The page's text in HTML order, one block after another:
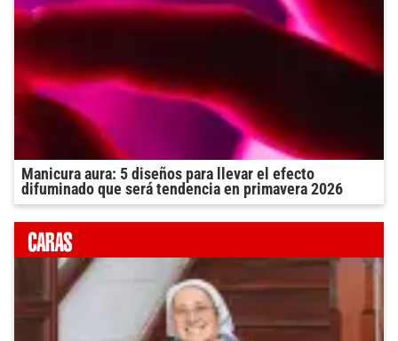
Manicura aura: 5 diseños para llevar el efecto
difuminado que será tendencia en primavera 2026